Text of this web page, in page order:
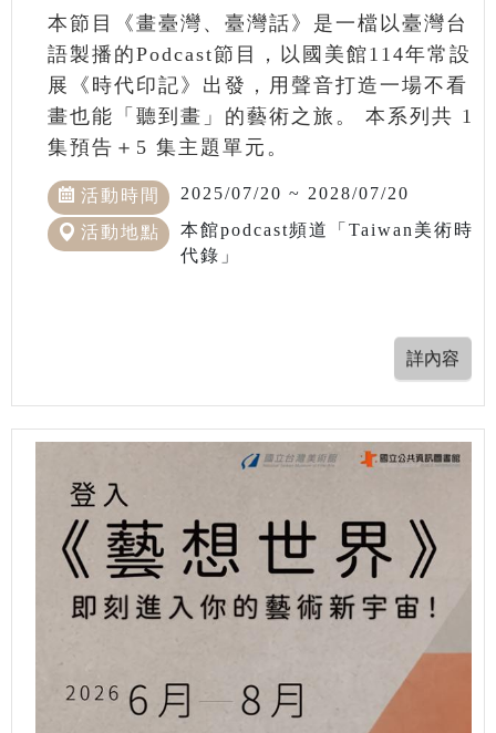
本節目《畫臺灣、臺灣話》是一檔以臺灣台
語製播的Podcast節目，以國美館114年常設
展《時代印記》出發，用聲音打造一場不看
畫也能「聽到畫」的藝術之旅。 本系列共 1
集預告＋5 集主題單元。
活動時間 2025/07/20 ~ 2028/07/20
活動地點
本館podcast頻道「Taiwan美術時
代錄」